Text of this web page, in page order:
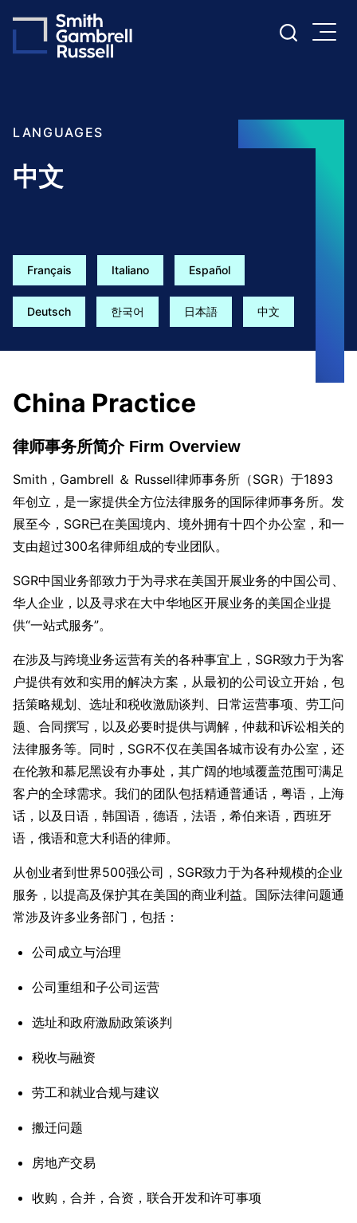
Cookie Settings
Main Content
Main Menu
LANGUAGES
中文
Français Italiano Español
Deutsch 한국어 日本語 中文
China Practice
律师事务所简介 Firm Overview
Smith，Gambrell ＆ Russell律师事务所（SGR）于1893
年创立，是一家提供全方位法律服务的国际律师事务所。发
展至今，SGR已在美国境内、境外拥有十四个办公室，和一
支由超过300名律师组成的专业团队。
SGR中国业务部致力于为寻求在美国开展业务的中国公司、
华人企业，以及寻求在大中华地区开展业务的美国企业提
供“一站式服务”。
在涉及与跨境业务运营有关的各种事宜上，SGR致力于为客
户提供有效和实用的解决方案，从最初的公司设立开始，包
括策略规划、选址和税收激励谈判、日常运营事项、劳工问
题、合同撰写，以及必要时提供与调解，仲裁和诉讼相关的
法律服务等。同时，SGR不仅在美国各城市设有办公室，还
在伦敦和慕尼黑设有办事处，其广阔的地域覆盖范围可满足
客户的全球需求。我们的团队包括精通普通话，粤语，上海
话，以及日语，韩国语，德语，法语，希伯来语，西班牙
语，俄语和意大利语的律师。
从创业者到世界500强公司，SGR致力于为各种规模的企业
服务，以提高及保护其在美国的商业利益。国际法律问题通
常涉及许多业务部门，包括：
公司成立与治理
公司重组和子公司运营
选址和政府激励政策谈判
税收与融资
劳工和就业合规与建议
搬迁问题
房地产交易
收购，合并，合资，联合开发和许可事项